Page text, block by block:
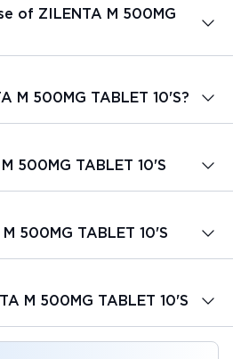
of ZILENTA M 500MG
M 500MG TABLET 10'S?
500MG TABLET 10'S
500MG TABLET 10'S
M 500MG TABLET 10'S